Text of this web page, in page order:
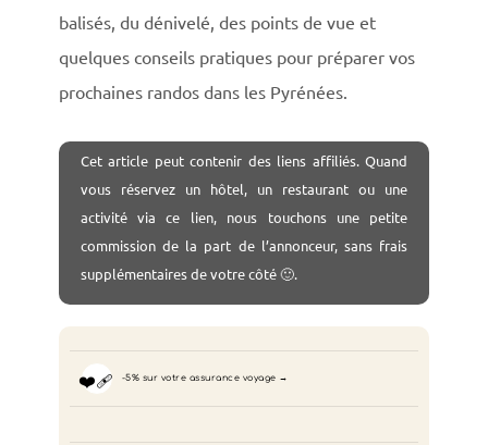
balisés, du dénivelé, des points de vue et
quelques conseils pratiques pour préparer vos
prochaines randos dans les Pyrénées.
Cet article peut contenir des liens affiliés. Quand
vous réservez un hôtel, un restaurant ou une
activité via ce lien, nous touchons une petite
commission de la part de l’annonceur, sans frais
supplémentaires de votre côté 🙂.
❤️‍🩹 -5% sur votre assurance voyage